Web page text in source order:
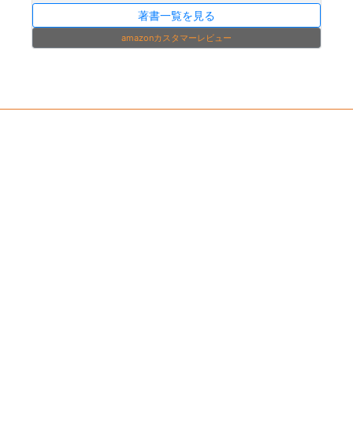
著書一覧を見る
amazonカスタマーレビュー